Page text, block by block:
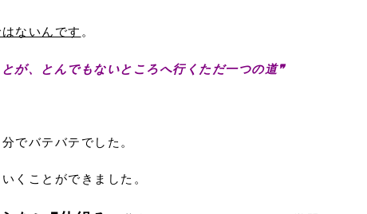
ないんです 。
が、とんでもないところへ行くただ一つの道❞
でバテバテでした。
くことができました。